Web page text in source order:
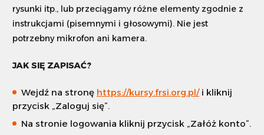
rysunki itp., lub przeciągamy różne elementy zgodnie z
instrukcjami (pisemnymi i głosowymi). Nie jest
potrzebny mikrofon ani kamera.
JAK SIĘ ZAPISAĆ?
Wejdź na stronę https://kursy.frsi.org.pl/i kliknij
przycisk „Zaloguj się”.
Na stronie logowania kliknij przycisk „Załóż konto”.